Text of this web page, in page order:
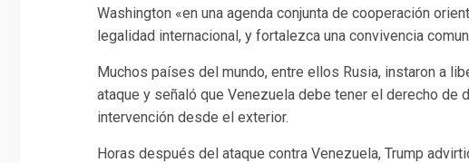
Washington «en una agenda conjunta de cooperación
legalidad internacional, y fortalezca una convivencia
Muchos países del mundo, entre ellos Rusia, instaron a
ataque y señaló que Venezuela debe tener el derecho de
intervención desde el exterior.
Horas después del ataque contra Venezuela, Trump